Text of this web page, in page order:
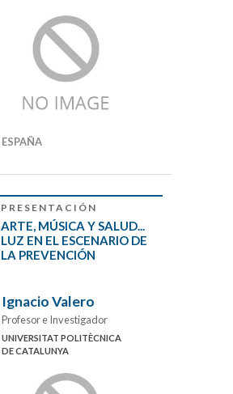
ESPAÑA
PRESENTACIÓN
ARTE, MÚSICA Y SALUD...
LUZ EN EL ESCENARIO DE
LA PREVENCIÓN
Ignacio Valero
Profesor e Investigador
UNIVERSITAT POLITÈCNICA
DE CATALUNYA